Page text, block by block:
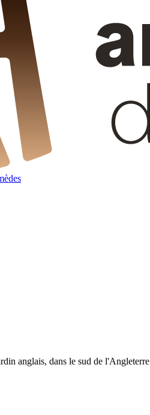
anglais, dans le sud de l'Angleterre